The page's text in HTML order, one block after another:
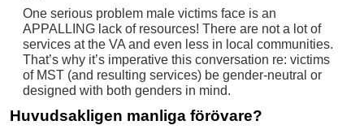
One serious problem male victims face is an
APPALLING lack of resources! There are not a lot of
services at the VA and even less in local communities.
That’s why it’s imperative this conversation re: victims
of MST (and resulting services) be gender-neutral or
designed with both genders in mind.
Huvudsakligen manliga förövare?